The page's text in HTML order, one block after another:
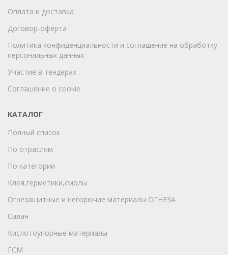
Оплата и доставка
Договор-оферта
Политика конфиденциальности и соглашение на обработку
персональных данных
Участие в тендерах
Соглашение о cookie
КАТАЛОГ
Полный список
По отраслям
По категории
Клея,герметики,смолы
Огнезащитные и негорючие материалы ОГНЕЗА
Силан
Кислотоупорные материалы
ГСМ